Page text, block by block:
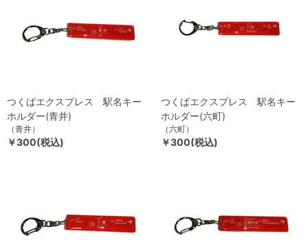
つくばエクスプレス 駅名キー
ホルダー(青井)
（青井）
￥300(税込)
つくばエクスプレス 駅名キー
ホルダー(六町)
（六町）
￥300(税込)